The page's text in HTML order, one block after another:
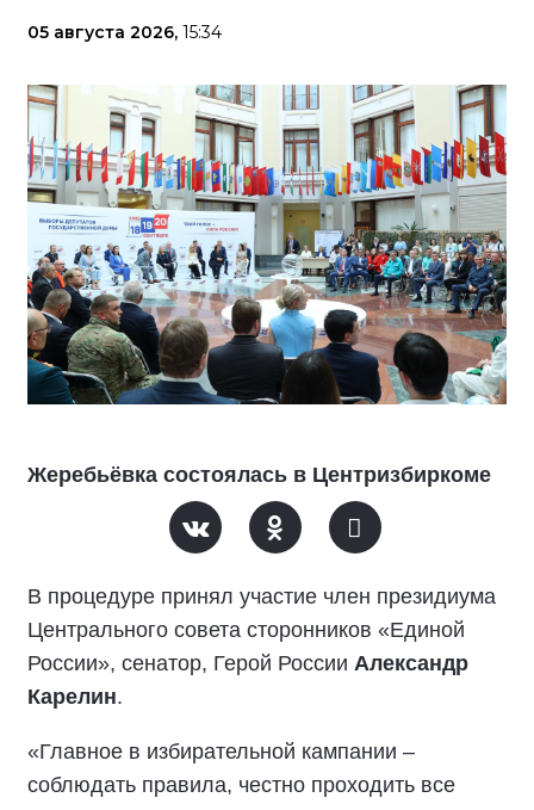
05 августа 2026, 15:34
Жеребьёвка состоялась в Центризбиркоме
В процедуре принял участие член президиума
Центрального совета сторонников «Единой
России», сенатор, Герой России Александр
Карелин.
«Главное в избирательной кампании –
соблюдать правила, честно проходить все